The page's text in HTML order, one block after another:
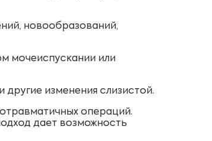
новообразований,
мочеиспускании или
изменения слизистой.
операций.
дает возможность